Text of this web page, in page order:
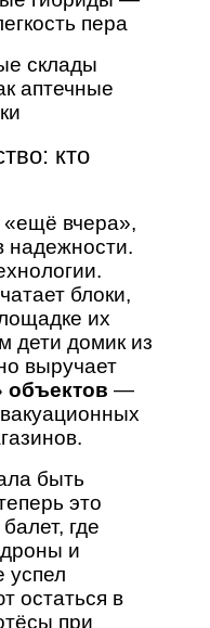
пера
склады
аптечные
кто
«ещё вчера»,
надежности.
блоки,
их
дети домик из
выручает
объектов —
быть
это
где
и
успел
остаться в
при